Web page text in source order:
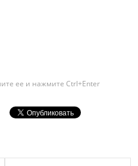
нарастить выпуск
продукции…
ее и нажмите Ctrl+Enter